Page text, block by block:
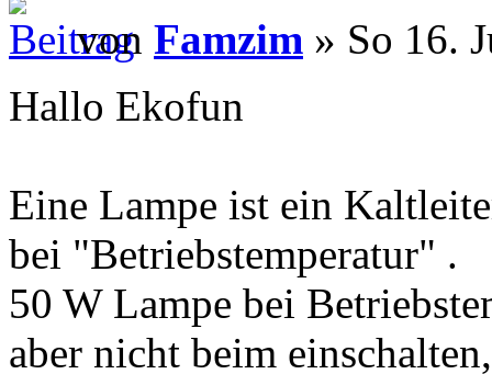
von Famzim » So 16.
Hallo Ekofun
Eine Lampe ist ein
bei "Betriebstemperatur" .
50 W Lampe bei
aber nicht beim